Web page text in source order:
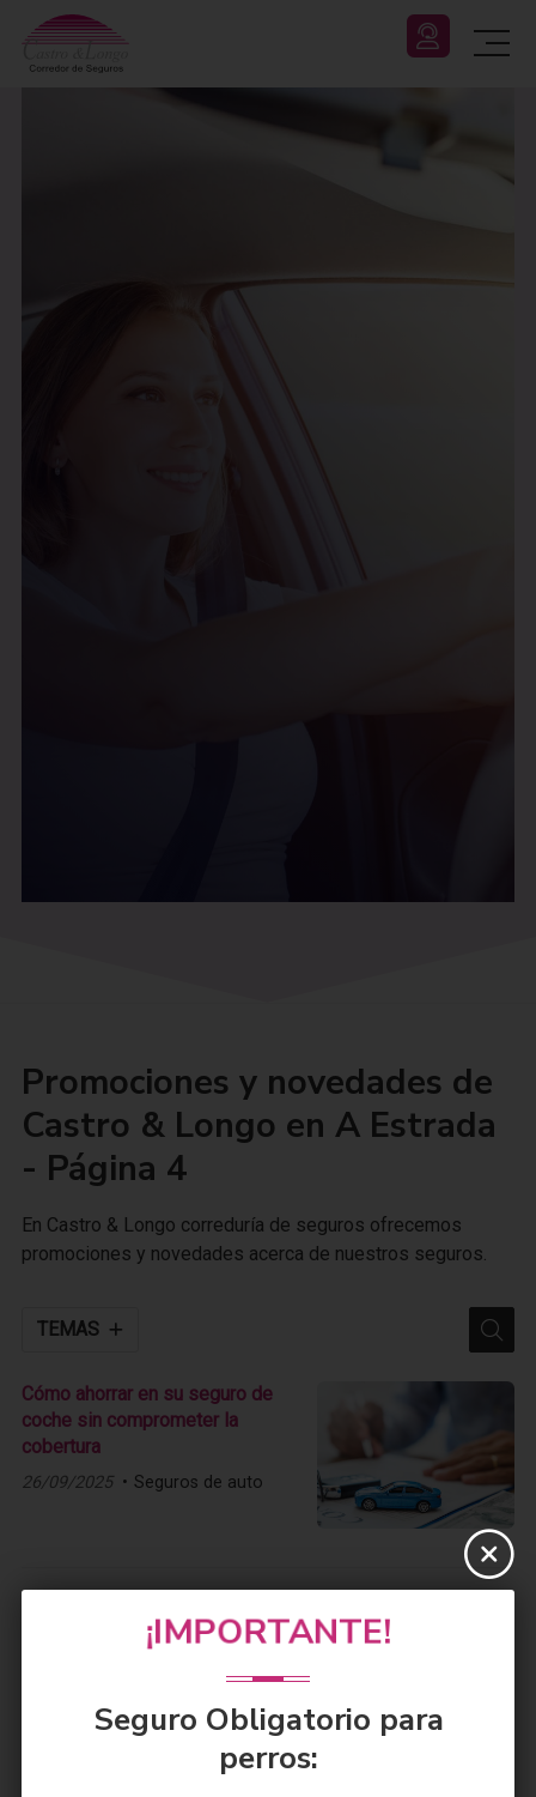
Promociones y novedades de
Castro & Longo en A Estrada
- Página 4
En Castro & Longo correduría de seguros ofrecemos
promociones y novedades acerca de nuestros seguros.
TEMAS
Cómo ahorrar en su seguro de
coche sin comprometer la
cobertura
26/09/2025 Seguros de auto
Beneficios de trabajar con una
correduría de seguros frente a
09/09/2025 Actualidad
¡IMPORTANTE!
Seguro Obligatorio para
perros: